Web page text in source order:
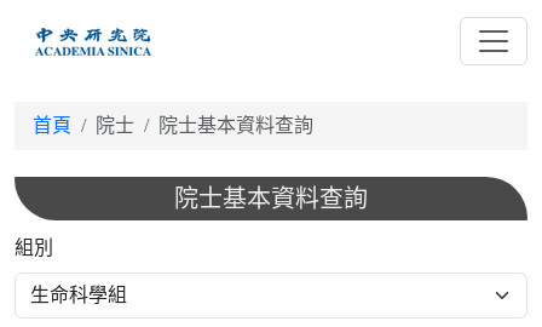
首頁 院士 院士基本資料查詢
院士基本資料查詢
組別